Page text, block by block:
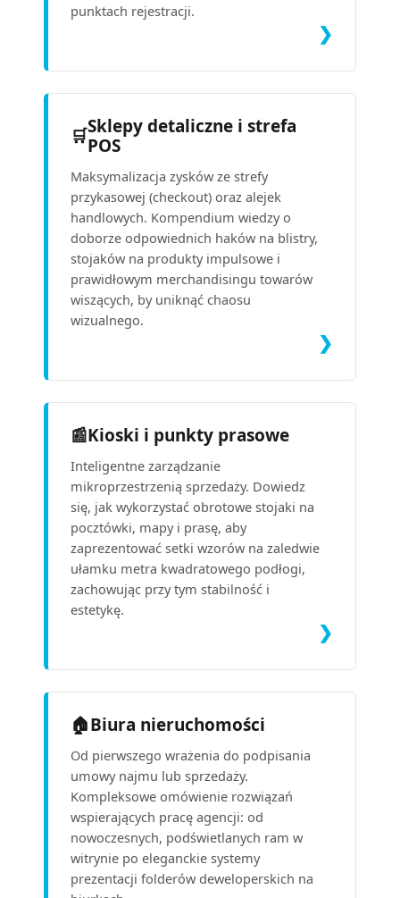
punktach rejestracji.
❯
🛒Sklepy detaliczne i strefa
POS
Maksymalizacja zysków ze strefy
przykasowej (checkout) oraz alejek
handlowych. Kompendium wiedzy o
doborze odpowiednich haków na blistry,
stojaków na produkty impulsowe i
prawidłowym merchandisingu towarów
wiszących, by uniknąć chaosu
wizualnego.
❯
📰Kioski i punkty prasowe
Inteligentne zarządzanie
mikroprzestrzenią sprzedaży. Dowiedz
się, jak wykorzystać obrotowe stojaki na
pocztówki, mapy i prasę, aby
zaprezentować setki wzorów na zaledwie
ułamku metra kwadratowego podłogi,
zachowując przy tym stabilność i
estetykę.
❯
🏠Biura nieruchomości
Od pierwszego wrażenia do podpisania
umowy najmu lub sprzedaży.
Kompleksowe omówienie rozwiązań
wspierających pracę agencji: od
nowoczesnych, podświetlanych ram w
witrynie po eleganckie systemy
prezentacji folderów deweloperskich na